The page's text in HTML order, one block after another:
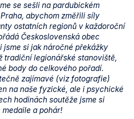
se sešli na pardubickém
abychom změřili síly
ostatních regionů v každoroční
Československá obec
jsme si jak náročné překážky
tradiční legionářské stanoviště,
body do celkového pořadí.
zajímavé (viz fotografie)
na naše fyzické, ale i psychické
hodinách soutěže jsme si
a pohár!